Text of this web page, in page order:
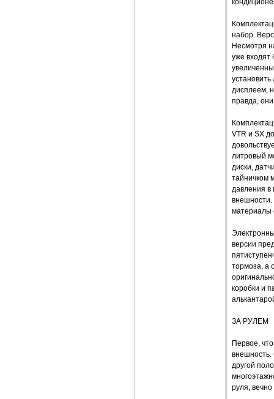
набор.
Несмотря
уже входят
дисплеем,
правда,
VTR и SX
литровый
диски,
тайничком
давления в
внешности.
материалы
версии
тормоза, а
коробки и
ЗА РУЛЕМ
Первое,
внешность.
другой
руля,